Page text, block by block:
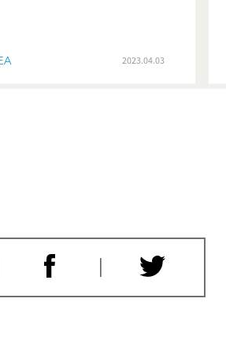
2023.04.03